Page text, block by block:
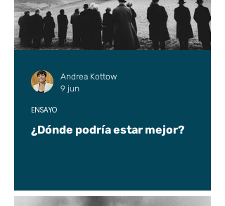
¿Dónde podría estar mejor?
ENSAYO
Andrea Kottow
9 jun